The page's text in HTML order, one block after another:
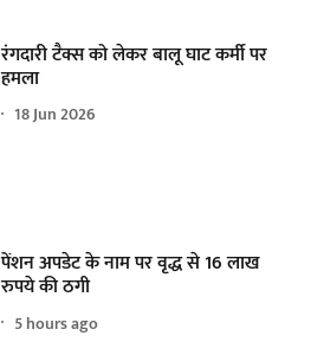
रंगदारी टैक्स को लेकर बालू घाट कर्मी पर
हमला
18 Jun 2026
पेंशन अपडेट के नाम पर वृद्ध से 16 लाख
रुपये की ठगी
5 hours ago